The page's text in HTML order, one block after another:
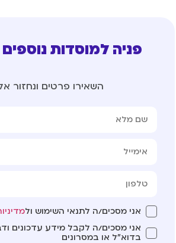
פניה למוסדות
השאירו פרטים ונחזור
אני מסכים/ה לתנאי השימוש ול
אני מסכים/ה לקבל מידע עדכונים
בדוא"ל או במסרונים